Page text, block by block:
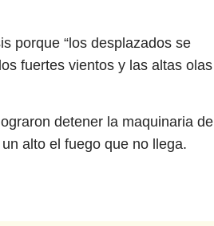
porque “los desplazados se
fuertes vientos y las altas olas
detener la maquinaria de
alto el fuego que no llega.